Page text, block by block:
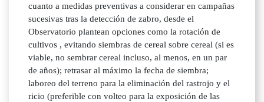
cuanto a medidas preventivas a considerar en campañas
sucesivas tras la detección de zabro, desde el
Observatorio plantean opciones como la rotación de
cultivos , evitando siembras de cereal sobre cereal (si es
viable, no sembrar cereal incluso, al menos, en un par
de años); retrasar al máximo la fecha de siembra;
laboreo del terreno para la eliminación del rastrojo y el
ricio (preferible con volteo para la exposición de las